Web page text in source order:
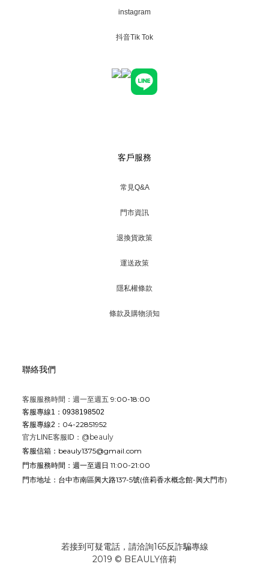
男士萬寶龍傳奇鋒芒男性香精延續經典 Legend 系列特色，融合佛
氛圍。香氣不會過於張揚，卻擁有極高辨識度，無論上班、聚會或
夕男友香水推薦 3｜BVLGARI Man Glacial Essence寶格麗極地
冰峰男性淡香精香調風格：冰感木質調推薦對象：喜歡清新、高級
歡清爽香味的男性。七夕男友香水推薦 4｜LACOSTE 經典沁藍淡
LACOSTE 經典沁藍淡香精以清爽果香結合芳香草本，帶來充滿活
又親切的形象，非常適合日常通勤、校園生活及休閒穿搭，是一款
接受度相當高的百搭男香。如果你的另一半平時偏愛簡約、運動風
是提升魅力，更是一份能長時間陪伴對方的禮物〗今年七夕不妨依
雷指南：線上直寄拯救緊急時刻，搭配實體據點最安心！看完上面
的風格剖析，你是不是已經鎖定了心儀的款式，卻又擔心平時上班
香，還是幫爸爸挑選男性香水，線上都能一目了然、輕鬆避開盲買
裝與安全防摔直寄服務，讓你動動手指，就能神不知鬼不覺地將高
級心意完美送達，拯救你的緊急送禮時刻！當然，若想在決定味道
前親自用體溫試探香氣，我們也隨時歡迎您蒞臨我們的台中香水專
賣店實體門市。倍莉打造了一個完全打破傳統百貨專櫃冷冰冰氣場
的無壓力空間，環境明亮、寬敞，並設有豐富的熱門專區，讓你可
以自由、放鬆地進行香水試香。店內專業親切的香氛顧問，也會像
試香：歡迎隨時蒞臨我們的 [台中香水實體門市] 親自用溫度挑選寫
instagram
抖音Tik Tok
客戶服務
常見Q&A
門市資訊
退換貨政策
運送政策
隱私權條款
條款及購物須知
聯絡我們
客服服務時間：週一至週五 9:00-18:00
客服專線1：0938198502
客服專線2： 04-22851952
官方LINE客服ID： @beauly
客服信箱： beauly1375@gmail.com
門市服務時間： 週一至週日 11:00-21:00
門市地址： 台中市南區興大路137-5號(倍莉香水概念館-興大門市)
若接到可疑電話，請洽詢165反詐騙專線
2019 © BEAULY倍莉